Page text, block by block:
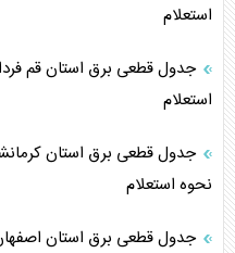
استعلام
استعلام
نحوه استعلام